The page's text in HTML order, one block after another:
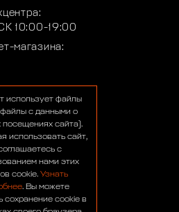
дня
10:00-19:00
магазина:
использует файлы
с данными о
сайта).
использовать сайт,
с
нами этих
cookie. Узнать
. Вы можете
сохранение cookie в